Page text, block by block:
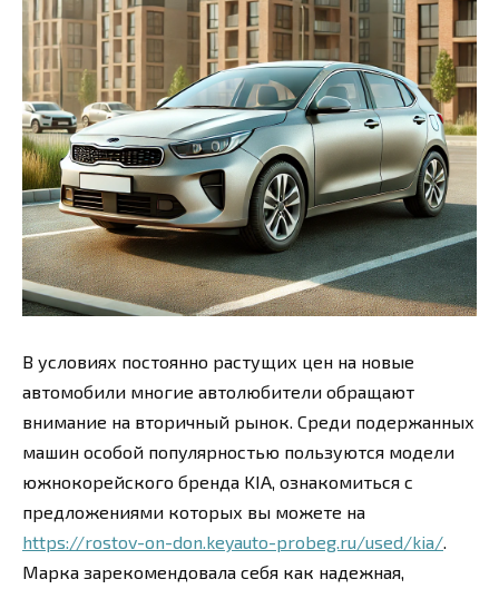
В условиях постоянно растущих цен на новые
автомобили многие автолюбители обращают
внимание на вторичный рынок. Среди подержанных
машин особой популярностью пользуются модели
южнокорейского бренда KIA, ознакомиться с
предложениями которых вы можете на
https://rostov-on-don.keyauto-probeg.ru/used/kia/
Марка зарекомендовала себя как надежная,